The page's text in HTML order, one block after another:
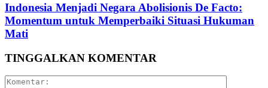
‎Indonesia Menjadi Negara Abolisionis De Facto:
Momentum untuk Memperbaiki Situasi Hukuman
Mati
TINGGALKAN KOMENTAR